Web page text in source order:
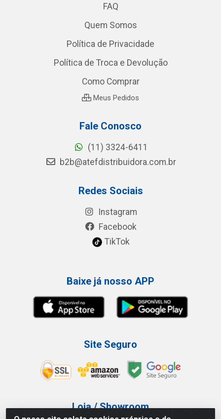
FAQ
Quem Somos
Política de Privacidade
Política de Troca e Devolução
Como Comprar
Meus Pedidos
Fale Conosco
(11) 3324-6411
b2b@atefdistribuidora.com.br
Redes Sociais
Instagram
Facebook
TikTok
Baixe já nosso APP
Site Seguro
Loja / Showroom